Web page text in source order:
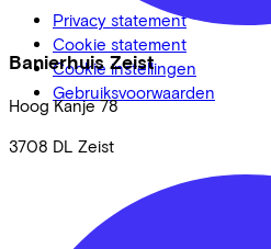
Banierhuis Zeist
Hoog Kanje 78
3708 DL Zeist
Privacy statement
Cookie statement
Cookie instellingen
Gebruiksvoorwaarden